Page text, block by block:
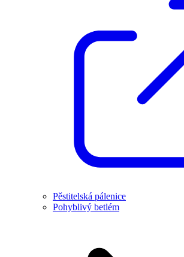
Pěstitelská pálenice
Pohyblivý betlém